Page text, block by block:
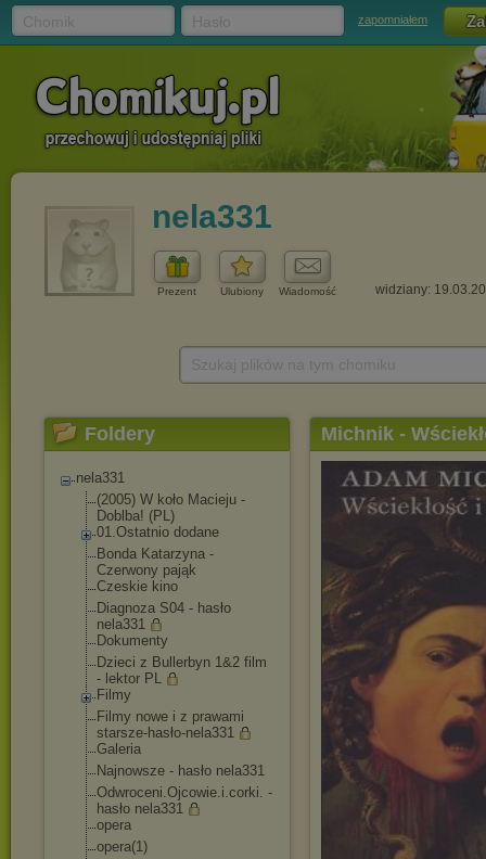
zapomniałem
nela331
Prezent Ulubiony Wiadomość widziany:
Foldery
nela331
(2005) W koło Macieju -
Doblba! (PL)
01.Ostatnio dodane
Bonda Katarzyna -
Czerwony pająk
Czeskie kino
Diagnoza S04 - hasło
nela331
Dokumenty
Dzieci z Bullerbyn 1&2 film
- lektor PL
Filmy
Filmy nowe i z prawami
starsze-hasło-nel a331
Galeria
Najnowsze - hasło nela331
Odwroceni.Ojcowie.i.corki. -
hasło nela331
opera
opera(1)
Michnik -